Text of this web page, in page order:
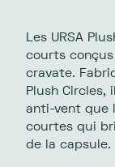
Les URSA
courts
cravate.
Plush
anti-vent que
courtes qui
de la capsule.